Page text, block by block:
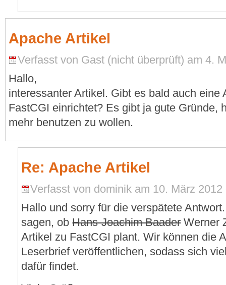
Apache Artikel
Verfasst von Gast (nicht überprüft) am 4.
Hallo,
interessanter Artikel. Gibt es bald auch eine
FastCGI einrichtet? Es gibt ja gute Gründe,
mehr benutzen zu wollen.
Re: Apache Artikel
Verfasst von dominik am 10. März 2012
Hallo und sorry für die verspätete
sagen, obHans-Joachim BaaderWerner
Artikel zu FastCGI plant. Wir können die
Leserbrief veröffentlichen, sodass sich
dafür findet.